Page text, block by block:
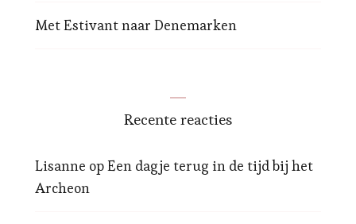
Met Estivant naar Denemarken
Recente reacties
Lisanne opEen dagje terug in de tijd bij het
Archeon